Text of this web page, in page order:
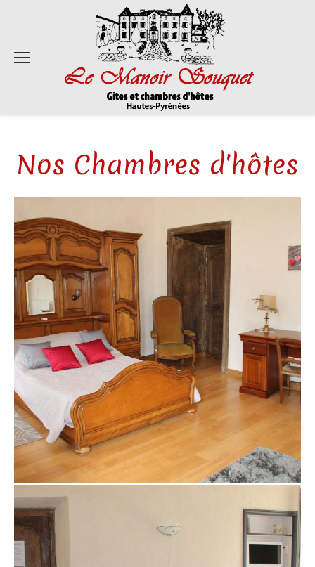
Nos Chambres d'hôtes